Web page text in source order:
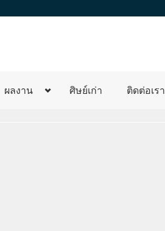
ผลงาน ศิษย์เก่า ติดต่อเรา